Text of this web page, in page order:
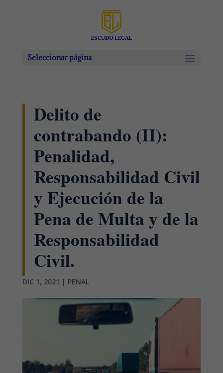
Seleccionar página
Delito de
contrabando (II):
Penalidad,
Responsabilidad Civil
y Ejecución de la
Pena de Multa y de la
Responsabilidad
Civil.
DIC 1, 2021 | PENAL